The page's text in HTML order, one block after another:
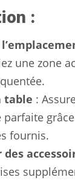
:
une zone
table :
parfaite
fournis.